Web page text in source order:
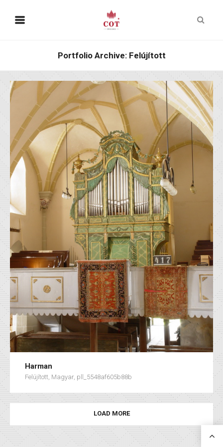
Portfolio Archive: Felújított
Harman
Felújított, Magyar, pll_5548af605b88b
LOAD MORE